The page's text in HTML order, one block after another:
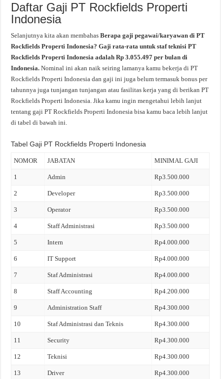
Daftar Gaji PT Rockfields Properti
Indonesia
Selanjutnya kita akan membahasBerapa gaji pegawai/karyawan di PT
Rockfields Properti Indonesia? Gaji rata-rata untuk staf teknisi PT
Rockfields Properti Indonesia adalah Rp 3.055.497 per bulan di
Indonesia.Nominal ini akan naik seiring lamanya kamu bekerja di PT
Rockfields Properti Indonesia dan gaji ini juga belum termasuk bonus per
tahunnya juga tunjangan tunjangan atau fasilitas kerja yang di berikan PT
Rockfields Properti Indonesia. Jika kamu ingin mengetahui lebih lanjut
tentang gaji PT Rockfields Properti Indonesia bisa kamu baca lebih lanjut
di tabel di bawah ini.
Tabel Gaji PT Rockfields Properti Indonesia
NOMOR JABATAN MINIMAL GAJI
1 Admin Rp3.500.000
2 Developer Rp3.500.000
3 Operator Rp3.500.000
4 Staff Administrasi Rp3.500.000
5 Intern Rp4.000.000
6 IT Support Rp4.000.000
7 Staf Administrasi Rp4.000.000
8 Staff Accounting Rp4.200.000
9 Administration Staff Rp4.300.000
10 Staf Administrasi dan Teknis Rp4.300.000
11 Security Rp4.300.000
12 Teknisi Rp4.300.000
13 Driver Rp4.300.000